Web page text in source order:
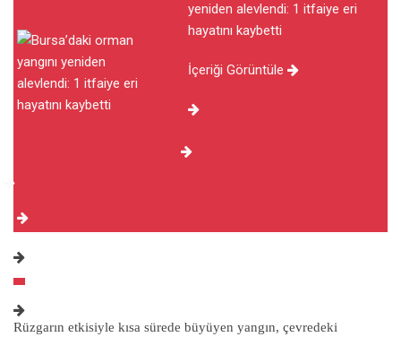
yeniden alevlendi: 1 itfaiye eri
hayatını kaybetti
İçeriği Görüntüle
Rüzgarın etkisiyle kısa sürede büyüyen yangın, çevredeki